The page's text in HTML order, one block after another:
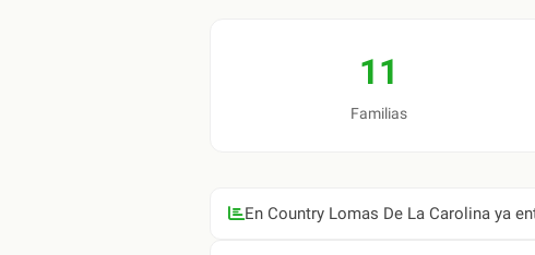
11
Familias
En Country Lomas De La Carolina ya